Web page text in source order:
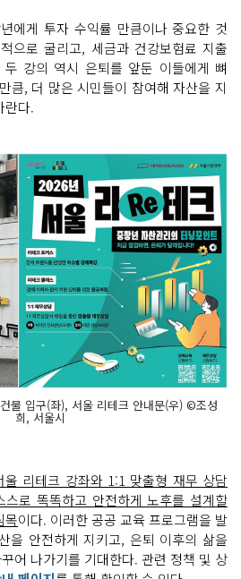
에게 투자 수익률 만큼이나 중요한 것
으로 굴리고, 세금과 건강보험료 지출
강의 역시 은퇴를 앞둔 이들에게 뼈
큼, 더 많은 시민들이 참여해 자산을 지
란다.
물 입구(좌), 서울 리테크 안내문(우) ©조성
희, 서울시
울 리테크 강좌와 1:1 맞출형 재무 상담
로 똑똑하고 안전하게 노후를 설계할
목이다. 이러한 공공 교육 프로그램을 발
을 안전하게 지키고, 은퇴 이후의 삶을
어 나가기를 기대한다. 관련 정책 및 상